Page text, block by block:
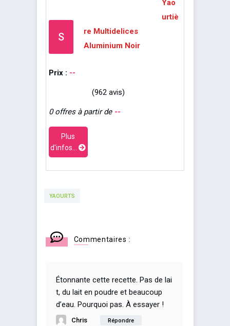
S
Yao
urtiè
re Multidelices
Aluminium Noir
Prix : --
(962 avis)
0 offres à partir de --
Plus
d'infos...
YAOURTS
Commentaires :
Étonnante cette recette. Pas de lai
t, du lait en poudre et beaucoup
d’eau. Pourquoi pas. À essayer !
Chris Répondre